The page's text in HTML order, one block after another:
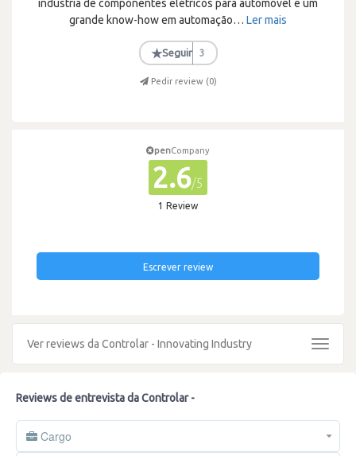
indústria de componentes elétricos para automóvel e um
grande know-how em automação… Ler mais
★Seguir 3
Pedir review (0)
penCompany
2.6/5
1 Review
Escrever review
Ver reviews da Controlar - Innovating Industry
Toggle
Reviews de entrevista da Controlar -
Cargo